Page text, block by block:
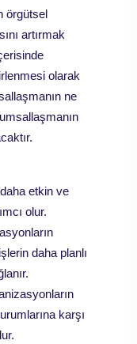
örgütsel
artırmak
olarak
ne
etkin ve
olur.
daha planlı
karşı